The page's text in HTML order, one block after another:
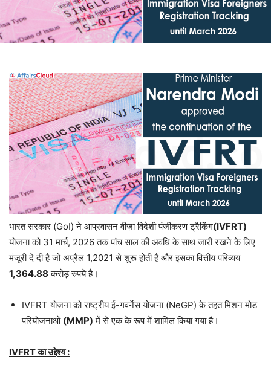
भारत सरकार (GoI) ने आप्रवासन वीज़ा विदेशी पंजीकरण ट्रैकिंग(IVFRT)
योजना को 31 मार्च, 2026 तक पांच साल की अवधि के साथ जारी रखने के लिए
मंजूरी दे दी है जो अप्रैल 1,2021 से शुरू होती है और इसका वित्तीय परिव्यय
1,364.88 करोड़ रुपये है।
IVFRT योजना को राष्ट्रीय ई-गवर्नेंस योजना (NeGP) के तहत मिशन मोड
परियोजनाओं (MMP) में से एक के रूप में शामिल किया गया है।
IVFRT का उद्देश्य :